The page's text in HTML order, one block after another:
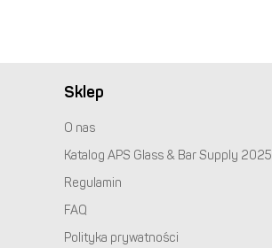
Sklep
O nas
Katalog APS Glass & Bar Supply 2025
Regulamin
FAQ
Polityka prywatności